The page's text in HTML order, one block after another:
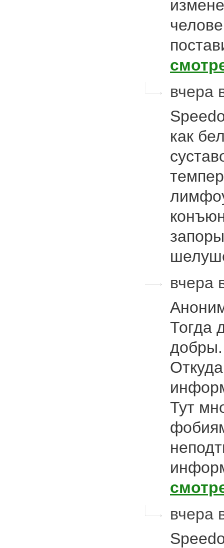
вчера
как
вчера
Тогда
добры.
Тут
вчера